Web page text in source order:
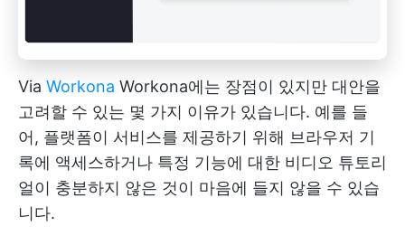
Via Workona Workona에는 장점이 있지만 대안을
고려할 수 있는 몇 가지 이유가 있습니다. 예를 들
어, 플랫폼이 서비스를 제공하기 위해 브라우저 기
록에 액세스하거나 특정 기능에 대한 비디오 튜토리
얼이 충분하지 않은 것이 마음에 들지 않을 수 있습
니다.